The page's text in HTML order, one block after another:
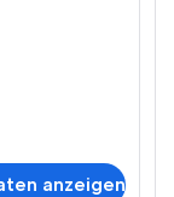
anzeigen